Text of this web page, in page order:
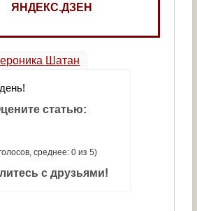
ЯНДЕКС.ДЗЕН
Шатан
статью:
среднее: 0 из 5)
с друзьями!